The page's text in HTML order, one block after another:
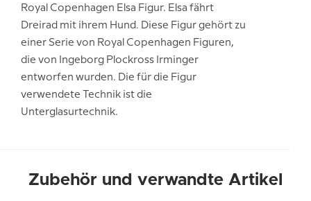
Royal Copenhagen Elsa Figur. Elsa fährt
Dreirad mit ihrem Hund. Diese Figur gehört zu
einer Serie von Royal Copenhagen Figuren,
die von Ingeborg Plockross Irminger
entworfen wurden. Die für die Figur
verwendete Technik ist die
Unterglasurtechnik.
Zubehör und verwandte Artikel